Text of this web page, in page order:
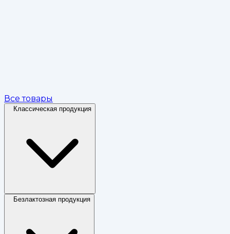
Все товары
Классическая продукция
Безлактозная продукция